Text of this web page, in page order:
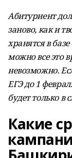
Абитуриент
заново, как и
хранятся в
можно все это
невозможно.
ЕГЭ до 1
будет только в
Какие